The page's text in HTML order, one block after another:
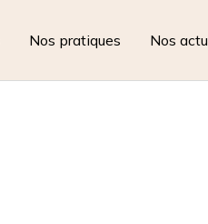
Nos pratiques Nos